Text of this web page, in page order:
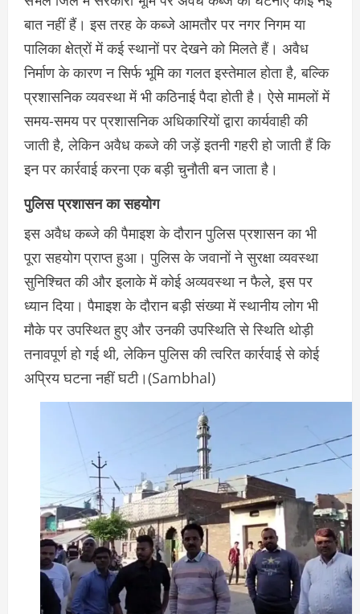
बात नहीं हैं। इस तरह के कब्जे आमतौर पर नगर निगम या
पालिका क्षेत्रों में कई स्थानों पर देखने को मिलते हैं। अवैध
निर्माण के कारण न सिर्फ भूमि का गलत इस्तेमाल होता है, बल्कि
प्रशासनिक व्यवस्था में भी कठिनाई पैदा होती है। ऐसे मामलों में
समय-समय पर प्रशासनिक अधिकारियों द्वारा कार्यवाही की
जाती है, लेकिन अवैध कब्जे की जड़ें इतनी गहरी हो जाती हैं कि
इन पर कार्रवाई करना एक बड़ी चुनौती बन जाता है।
पुलिस प्रशासन का सहयोग
इस अवैध कब्जे की पैमाइश के दौरान पुलिस प्रशासन का भी
पूरा सहयोग प्राप्त हुआ। पुलिस के जवानों ने सुरक्षा व्यवस्था
सुनिश्चित की और इलाके में कोई अव्यवस्था न फैले, इस पर
ध्यान दिया। पैमाइश के दौरान बड़ी संख्या में स्थानीय लोग भी
मौके पर उपस्थित हुए और उनकी उपस्थिति से स्थिति थोड़ी
तनावपूर्ण हो गई थी, लेकिन पुलिस की त्वरित कार्रवाई से कोई
अप्रिय घटना नहीं घटी।(Sambhal)